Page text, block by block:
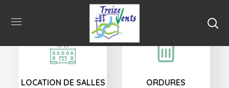
LOCATION DE SALLES
ORDURES